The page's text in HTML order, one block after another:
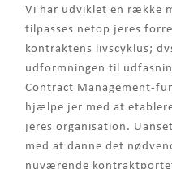
Vi har udviklet en række
tilpasses netop jeres
kontraktens livscyklus;
udformningen til
Contract Management-
hjælpe jer med at
jeres organisation.
med at danne det
nuværende